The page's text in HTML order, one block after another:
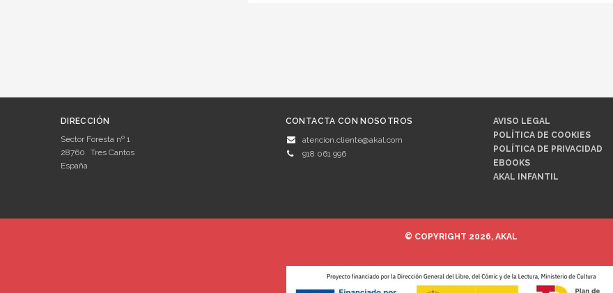
DIRECCIÓN
Sector Foresta nº 1
28760
Tres Cantos
España
CONTACTA CON NOSOTROS
atencion.cliente@akal.com
918 061 996
AVISO LEGAL
POLÍTICA DE COOKIES
POLÍTICA DE PRIVACIDAD
EBOOKS
AKAL INFANTIL
© COPYRIGHT 2026, AKAL